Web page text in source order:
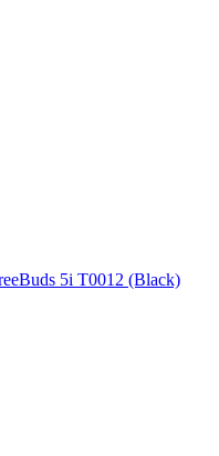
5i T0012 (Black)